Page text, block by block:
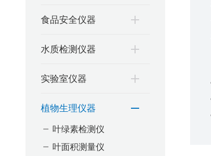
食品安全仪器
水质检测仪器
实验室仪器
植物生理仪器
叶绿素检测仪
叶面积测量仪